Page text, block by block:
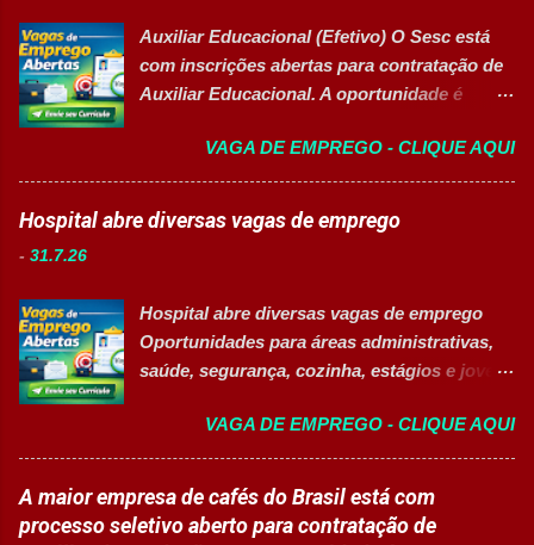
que desejam desenvolver carreira na área de
Gestão de Pessoas. Salário R$ 2.236,38
Principais atividades Apoiar os processos de
atendimento aos colaboradores. Dar suporte
às rotinas de Departamento Pessoal.
Acompanhar e controlar benefícios.
de RH. Executar demais atividades
administrativas da área. Requisitos 18 anos
completos. Ensino médio completo ...
Auxiliar Educacional (Efetivo) O Sesc está
com inscrições abertas para contratação de
Auxiliar Educacional. A oportunidade é
nas áreas da educação que desejam atuar
em ambiente escolar, apoiando professores
e estudantes. 👉 CANDIDATAR-SE AGORA
Resumo da vaga Cargo: Auxiliar
trabalho: Presencial Inscrições até: 11 de
agosto de 2026 Vaga inclusiva para Pessoas
com Deficiência (PcD). Principais atividades
pedagógicas. Auxiliar estudantes em
projetos educacionais. Dar suporte em
atividades recreativas e lúdicas.
Disponibilizar materiais utilizados nas
VAGA DE EMPREGO - CLIQUE AQUI
Hospital abre diversas vagas de emprego
- 31.7.26
Hospital abre diversas vagas de emprego
Oportunidades para áreas administrativas,
saúde, segurança, cozinha, estágios e jovem
as oportunidades disponíveis Um dos
maiores hospitais da região está com novas
vagas abertas para contratação em
diferentes setores. As oportunidades
VAGA DE EMPREGO - CLIQUE AQUI
A maior empresa de cafés do Brasil está com
processo seletivo aberto para contratação de